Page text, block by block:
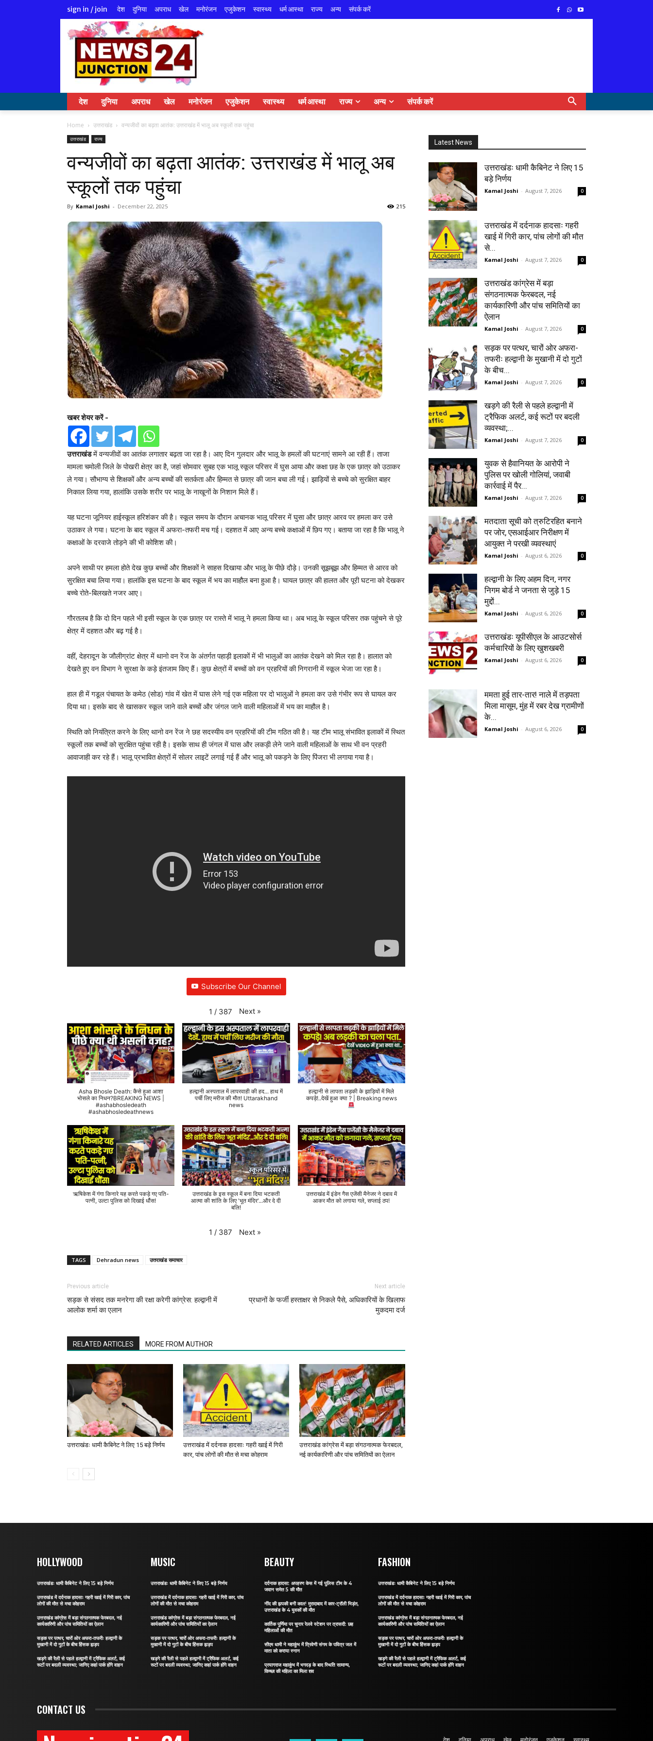
sign in / join देश दुनिया अपराध खेल मनोरंजन एजुकेशन स्वास्थ्य धर्म आस्था राज्य अन्य संपर्क करें
देश दुनिया अपराध खेल मनोरंजन एजुकेशन स्वास्थ्य धर्म आस्था राज्य अन्य संपर्क करें
Home उत्तराखंड वन्यजीवों का बढ़ता आतंक: उत्तराखंड में भालू अब स्कूलों तक पहुंचा
उत्तराखंड राज्य
वन्यजीवों का बढ़ता आतंक: उत्तराखंड में भालू अब
स्कूलों तक पहुंचा
By Kamal Joshi - December 22, 2025 215
खबर शेयर करें -
उत्तराखंडमें वन्यजीवों का आतंक लगातार बढ़ता जा रहा है। आए दिन गुलदार और भालू के हमलों की घटनाएं सामने आ रही हैं। ताजा
मामला चमोली जिले के पोखरी क्षेत्र का है, जहां सोमवार सुबह एक भालू स्कूल परिसर में घुस आया और कक्षा छह के एक छात्र को उठाकर
ले गया। सौभाग्य से शिक्षकों और अन्य बच्चों की सतर्कता और हिम्मत से छात्र की जान बचा ली गई। झाड़ियों से बच्चे को सुरक्षित बाहर
निकाल लिया गया, हालांकि उसके शरीर पर भालू के नाखूनों के निशान मिले हैं।
यह घटना जूनियर हाईस्कूल हरिशंकर की है। स्कूल समय के दौरान अचानक भालू परिसर में घुसा और छात्र आरव पर हमला कर उसे
उठाकर ले गया। घटना के बाद स्कूल में अफरा-तफरी मच गई। दहशत में आए अन्य बच्चे कक्षाओं में छिप गए। बताया जा रहा है कि भालू ने
कक्षाओं के दरवाजे तोड़ने की भी कोशिश की।
अपने साथी पर हमला होते देख कुछ बच्चों और शिक्षकों ने साहस दिखाया और भालू के पीछे दौड़े। उनकी सूझबूझ और हिम्मत से आरव को
सुरक्षित बचा लिया गया। हालांकि इस घटना के बाद स्कूल में भय का माहौल बना हुआ है। घायल छात्र की हालत और पूरी घटना को देखकर
बच्चे रोते-बिलखते नजर आए।
गौरतलब है कि दो दिन पहले भी इसी स्कूल के एक छात्र पर रास्ते में भालू ने हमला किया था। अब भालू के स्कूल परिसर तक पहुंचने से पूरे
क्षेत्र में दहशत और बढ़ गई है।
वहीं, देहरादून के जौलीग्रांट क्षेत्र में थानो वन रेंज के अंतर्गत पहाड़ी इलाकों में भी भालुओं का आतंक देखने को मिल रहा है। हालात को
देखते हुए वन विभाग ने सुरक्षा के कड़े इंतजाम किए हैं। कुछ क्षेत्रों में बच्चों को वन प्रहरियों की निगरानी में स्कूल भेजा जा रहा है।
हाल ही में गडूल पंचायत के कमेठ (सोड) गांव में खेत में घास लेने गई एक महिला पर दो भालुओं ने हमला कर उसे गंभीर रूप से घायल कर
दिया था। इसके बाद से खासकर स्कूल जाने वाले बच्चों और जंगल जाने वाली महिलाओं में भय का माहौल है।
स्थिति को नियंत्रित करने के लिए थानो वन रेंज ने छह सदस्यीय वन प्रहरियों की टीम गठित की है। यह टीम भालू संभावित इलाकों में स्थित
स्कूलों तक बच्चों को सुरक्षित पहुंचा रही है। इसके साथ ही जंगल में घास और लकड़ी लेने जाने वाली महिलाओं के साथ भी वन प्रहरी
आवाजाही कर रहे हैं। भालू प्रभावित क्षेत्रों में सोलर लाइटें लगाई गई हैं और भालू को पकड़ने के लिए पिंजरा भी लगाया गया है।
Subscribe Our Channel
1 / 387 Next »
Asha Bhosle Death: कैसे हुआ आशा
भोसले का निधन?BREAKING NEWS |
#ashabhosledeath
#ashabhosledeathnews
हल्द्वानी अस्पताल में लापरवाही की हद... हाथ में
पर्ची लिए मरीज की मौत! Uttarakhand
news
हल्द्वानी से लापता लड़की के झाड़ियों में मिले
कपड़े!..देखें हुआ क्या ? | Breaking news
ऋषिकेश में गंगा किनारे यह करते पकड़े गए पति-
पत्नी, उल्टा पुलिस को दिखाई धौंस!
उत्तराखंड के इस स्कूल में बना दिया भटकती
आत्मा की शांति के लिए 'भूत मंदिर'...और दे दी
बलि!
उत्तराखंड में इंडेन गैस एजेंसी मैनेजर ने दबाव में
आकर मौत को लगाया गले, सप्लाई ठप!
1 / 387 Next »
TAGS Dehradun news उत्तराखंड समाचार
Previous article
सड़क से संसद तक मनरेगा की रक्षा करेगी कांग्रेस: हल्द्वानी में
आलोक शर्मा का एलान
Next article
प्रधानों के फर्जी हस्ताक्षर से निकले पैसे, अधिकारियों के खिलाफ
मुकदमा दर्ज
RELATED ARTICLES MORE FROM AUTHOR
उत्तराखंडः धामी कैबिनेट ने लिए 15 बड़े निर्णय
उत्तराखंड में दर्दनाक हादसाः गहरी खाई में गिरी
कार, पांच लोगों की मौत से मचा कोहराम
उत्तराखंड कांग्रेस में बड़ा संगठनात्मक फेरबदल,
नई कार्यकारिणी और पांच समितियों का ऐलान
Latest News
उत्तराखंडः धामी कैबिनेट ने लिए 15
बड़े निर्णय
Kamal Joshi - August 7, 2026 0
उत्तराखंड में दर्दनाक हादसाः गहरी
खाई में गिरी कार, पांच लोगों की मौत
से...
Kamal Joshi - August 7, 2026 0
उत्तराखंड कांग्रेस में बड़ा
संगठनात्मक फेरबदल, नई
कार्यकारिणी और पांच समितियों का
ऐलान
Kamal Joshi - August 7, 2026 0
सड़क पर पत्थर, चारों ओर अफरा-
तफरीः हल्द्वानी के मुखानी में दो गुटों
के बीच...
Kamal Joshi - August 7, 2026 0
खड़गे की रैली से पहले हल्द्वानी में
ट्रैफिक अलर्ट, कई रूटों पर बदली
व्यवस्था;...
Kamal Joshi - August 7, 2026 0
युवक से हैवानियत के आरोपी ने
पुलिस पर खोली गोलियां, जवाबी
कार्रवाई में पैर...
Kamal Joshi - August 7, 2026 0
मतदाता सूची को त्रुटिरहित बनाने
पर जोर, एसआईआर निरीक्षण में
आयुक्त ने परखी व्यवस्थाएं
Kamal Joshi - August 6, 2026 0
हल्द्वानी के लिए अहम दिन, नगर
निगम बोर्ड ने जनता से जुड़े 15
मुद्दों...
Kamal Joshi - August 6, 2026 0
उत्तराखंडः यूपीसीएल के आउटसोर्स
कर्मचारियों के लिए खुशखबरी
Kamal Joshi - August 6, 2026 0
ममता हुई तार-तार! नाले में तड़पता
मिला मासूम, मुंह में रबर देख ग्रामीणों
के...
Kamal Joshi - August 6, 2026 0
HOLLYWOOD
उत्तराखंडः धामी कैबिनेट ने लिए 15 बड़े निर्णय
उत्तराखंड में दर्दनाक हादसाः गहरी खाई में गिरी कार, पांच
लोगों की मौत से मचा कोहराम
उत्तराखंड कांग्रेस में बड़ा संगठनात्मक फेरबदल, नई
कार्यकारिणी और पांच समितियों का ऐलान
सड़क पर पत्थर, चारों ओर अफरा-तफरीः हल्द्वानी के
मुखानी में दो गुटों के बीच हिंसक झड़प
खड़गे की रैली से पहले हल्द्वानी में ट्रैफिक अलर्ट, कई
रूटों पर बदली व्यवस्था; जानिए कहां पार्क होंगे वाहन
MUSIC
उत्तराखंडः धामी कैबिनेट ने लिए 15 बड़े निर्णय
उत्तराखंड में दर्दनाक हादसाः गहरी खाई में गिरी कार, पांच
लोगों की मौत से मचा कोहराम
उत्तराखंड कांग्रेस में बड़ा संगठनात्मक फेरबदल, नई
कार्यकारिणी और पांच समितियों का ऐलान
सड़क पर पत्थर, चारों ओर अफरा-तफरीः हल्द्वानी के
मुखानी में दो गुटों के बीच हिंसक झड़प
खड़गे की रैली से पहले हल्द्वानी में ट्रैफिक अलर्ट, कई
रूटों पर बदली व्यवस्था; जानिए कहां पार्क होंगे वाहन
BEAUTY
दर्दनाक हादसा: अपहरण केस में गई पुलिस टीम के 4
जवान समेत 5 की मौत
नींद की झपकी बनी काल! मुरादाबाद में कार-ट्रॉली भिड़ंत,
उत्तराखंड के 4 युवकों की मौत
कार्तिक पूर्णिमा पर चुनार रेलवे स्टेशन पर त्रासदी: छह
महिलाओं की मौत
सीएम धामी ने महाकुंभ में त्रिवेणी संगम के पवित्र जल में
माता को कराया स्नान
प्रयागराज महाकुंभ में भगदड़ के बाद स्थिति सामान्य,
किच्छा की महिला का मिला शव
FASHION
उत्तराखंडः धामी कैबिनेट ने लिए 15 बड़े निर्णय
उत्तराखंड में दर्दनाक हादसाः गहरी खाई में गिरी कार, पांच
लोगों की मौत से मचा कोहराम
उत्तराखंड कांग्रेस में बड़ा संगठनात्मक फेरबदल, नई
कार्यकारिणी और पांच समितियों का ऐलान
सड़क पर पत्थर, चारों ओर अफरा-तफरीः हल्द्वानी के
मुखानी में दो गुटों के बीच हिंसक झड़प
खड़गे की रैली से पहले हल्द्वानी में ट्रैफिक अलर्ट, कई
रूटों पर बदली व्यवस्था; जानिए कहां पार्क होंगे वाहन
CONTACT US